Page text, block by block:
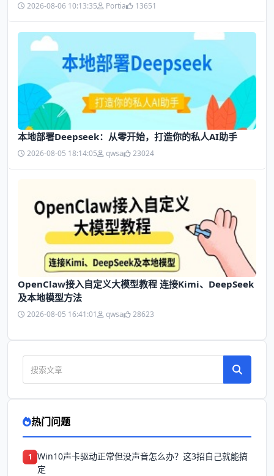
2026-08-06 10:13:35 Portia 13651
本地部署Deepseek：从零开始，打造你的私人AI助手
2026-08-05 18:14:05 qwsa 23024
OpenClaw接入自定义大模型教程 连接Kimi、DeepSeek
及本地模型方法
2026-08-05 16:41:01 qwsa 28623
热门问题
1 Win10声卡驱动正常但没声音怎么办？这3招自己就能搞
定